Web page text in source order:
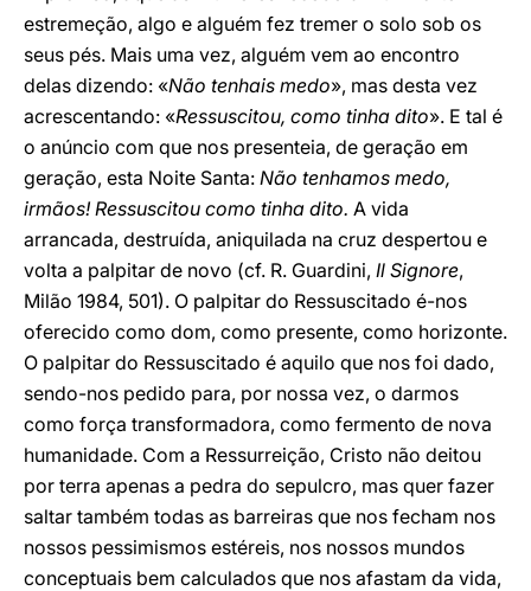
estremeção, algo e alguém fez tremer o solo sob os
seus pés. Mais uma vez, alguém vem ao encontro
delas dizendo: «Não tenhais medo», mas desta vez
acrescentando: «Ressuscitou, como tinha dito». E tal é
o anúncio com que nos presenteia, de geração em
geração, esta Noite Santa: Não tenhamos medo,
irmãos! Ressuscitou como tinha dito. A vida
arrancada, destruída, aniquilada na cruz despertou e
volta a palpitar de novo (cf. R. Guardini, Il Signore,
Milão 1984, 501). O palpitar do Ressuscitado é-nos
oferecido como dom, como presente, como horizonte.
O palpitar do Ressuscitado é aquilo que nos foi dado,
sendo-nos pedido para, por nossa vez, o darmos
como força transformadora, como fermento de nova
humanidade. Com a Ressurreição, Cristo não deitou
por terra apenas a pedra do sepulcro, mas quer fazer
saltar também todas as barreiras que nos fecham nos
nossos pessimismos estéreis, nos nossos mundos
conceptuais bem calculados que nos afastam da vida,